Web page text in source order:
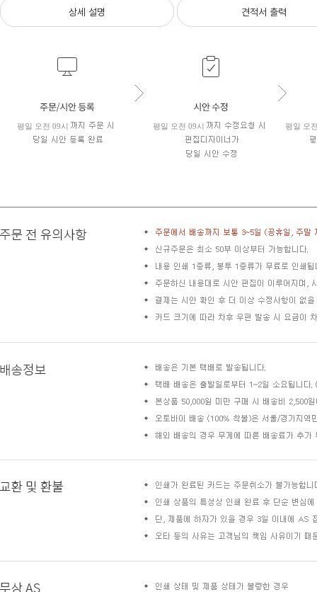
상세 설명 견적서 출력
평일 오전 09시 평일 오전 09시 평일 오